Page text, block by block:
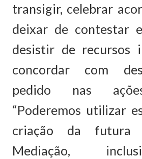
transigir, celebrar
deixar de contestar
desistir de recursos
concordar com
pedido nas
“Poderemos utilizar
criação da futura
Mediação,